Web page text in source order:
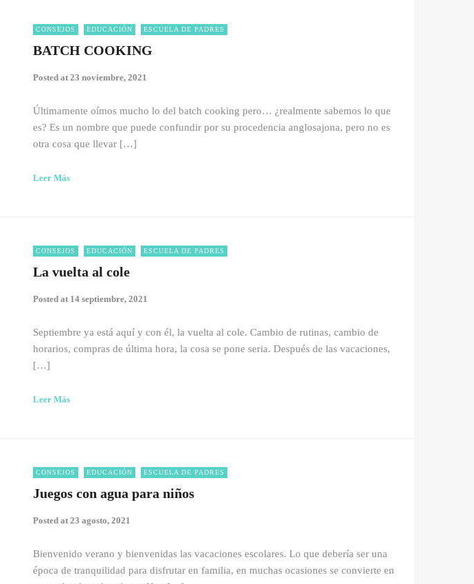
CONSEJOS EDUCACIÓN ESCUELA DE PADRES
BATCH COOKING
Posted at 23 noviembre, 2021
Últimamente oímos mucho lo del batch cooking pero… ¿realmente sabemos lo que
es? Es un nombre que puede confundir por su procedencia anglosajona, pero no es
otra cosa que llevar […]
Leer Más
CONSEJOS EDUCACIÓN ESCUELA DE PADRES
La vuelta al cole
Posted at 14 septiembre, 2021
Septiembre ya está aquí y con él, la vuelta al cole. Cambio de rutinas, cambio de
horarios, compras de última hora, la cosa se pone seria. Después de las vacaciones,
[…]
Leer Más
CONSEJOS EDUCACIÓN ESCUELA DE PADRES
Juegos con agua para niños
Posted at 23 agosto, 2021
Bienvenido verano y bienvenidas las vacaciones escolares. Lo que debería ser una
época de tranquilidad para disfrutar en familia, en muchas ocasiones se convierte en